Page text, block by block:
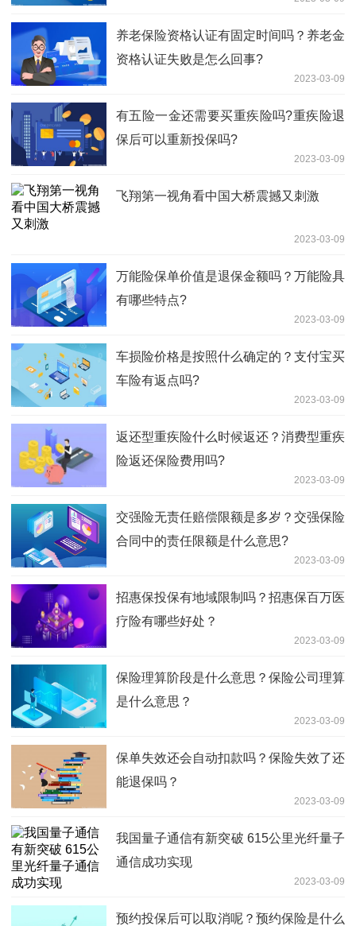
养老保险资格认证有固定时间吗？养老金
资格认证失败是怎么回事?
2023-03-09
有五险一金还需要买重疾险吗?重疾险退
保后可以重新投保吗?
2023-03-09
飞翔第一视角看中国大桥震撼又刺激
2023-03-09
万能险保单价值是退保金额吗？万能险具
有哪些特点?
2023-03-09
车损险价格是按照什么确定的？支付宝买
车险有返点吗?
2023-03-09
返还型重疾险什么时候返还？消费型重疾
险返还保险费用吗?
2023-03-09
交强险无责任赔偿限额是多岁？交强保险
合同中的责任限额是什么意思?
2023-03-09
招惠保投保有地域限制吗？招惠保百万医
疗险有哪些好处？
2023-03-09
保险理算阶段是什么意思？保险公司理算
是什么意思？
2023-03-09
保单失效还会自动扣款吗？保险失效了还
能退保吗？
2023-03-09
我国量子通信有新突破 615公里光纤量子
通信成功实现
2023-03-09
预约投保后可以取消呢？预约保险是什么